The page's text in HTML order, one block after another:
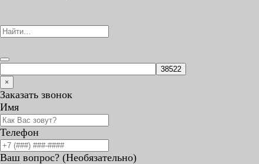
×
Заказать звонок
Имя
Телефон
Ваш вопрос? (Необязательно)